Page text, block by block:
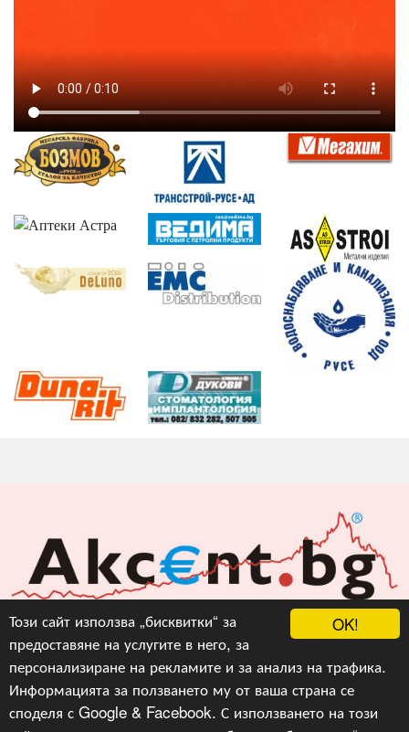
OK!
Този сайт използва „бисквитки“ за
предоставяне на услугите в него, за
персонализиране на рекламите и за анализ на трафика.
Информацията за ползването му от ваша страна се
споделя с Google & Facebook. С използването на този
Акцент БГ ЕООД
info@akcent.bg
Facebook